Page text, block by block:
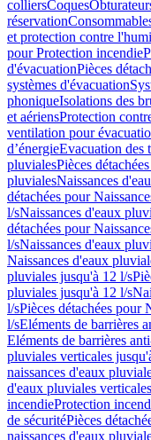
colliersCoques
réservation
et protection contre
pour Protection incendie
d'évacuationPièces
systèmes d'évacuation
phoniqueIsolations des
et aériensProtection
ventilation pour
d’énergieEvacuation des
pluvialesPièces
pluvialesNaissances
détachées pour
l/sNaissances d'eaux
détachées pour
l/sNaissances d'eaux
Naissances d'eaux
pluviales jusqu'à 12 l/s
pluviales jusqu'à 12 l/s
l/sPièces détachées pour
l/sEléments de barrières
Eléments de barrières
pluviales verticales
naissances d'eaux
d'eaux pluviales
incendieProtection
de sécuritéPièces
naissances d'eaux